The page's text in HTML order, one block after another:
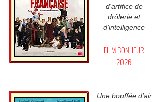
d'artifice de
drôlerie et
d’intelligence
FILM BONHEUR
2026
Une bouffée d'air